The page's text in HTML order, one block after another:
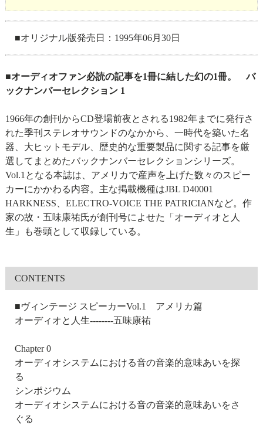
■オリジナル版発売日：1995年06月30日
■オーディオファン必読の記事を1冊に結した幻の1冊。 バ
ックナンバーセレクション 1
1966年の創刊からCD登場前夜とされる1982年までに発行さ
れた季刊ステレオサウンドのなかから、一時代を築いた名
器、大ヒットモデル、歴史的な重要製品に関する記事を厳
選してまとめたバックナンバーセレクションシリーズ。
Vol.1となる本誌は、アメリカで産声を上げた数々のスピー
カーにかかわる内容。主な掲載機種はJBL D40001
HARKNESS、ELECTRO-VOICE THE PATRICIANなど。作
家の故・五味康祐氏が創刊号によせた「オーディオと人
生」も巻頭として収録している。
CONTENTS
■ヴィンテージ スピーカーVol.1 アメリカ篇
オーディオと人生--------五味康祐
Chapter 0
オーディオシステムにおける音の音楽的意味あいを探
る
シンポジウム
オーディオシステムにおける音の音楽的意味あいをさ
ぐる